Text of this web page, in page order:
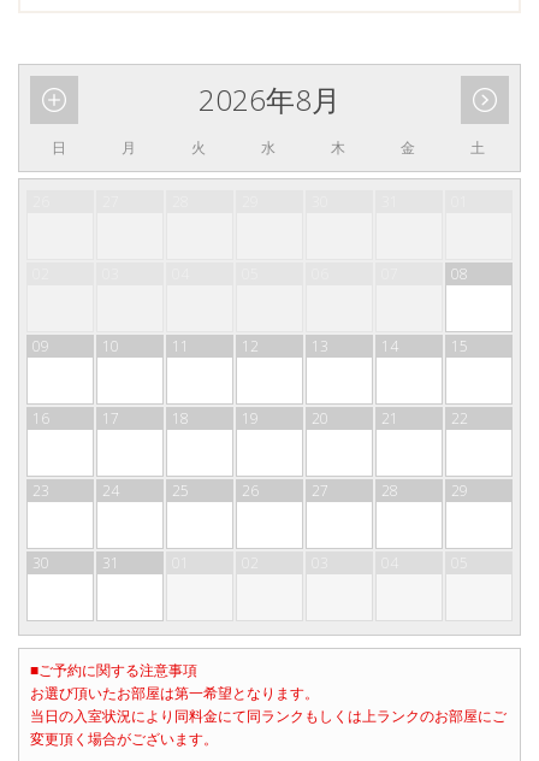
2026年8月
日 月 火 水 木 金 土
08
09 10 11 12 13 14 15
16 17 18 19 20 21 22
23 24 25 26 27 28 29
30 31
部屋数
1
▾
■ご予約に関する注意事項
お選び頂いたお部屋は第一希望となります。
当日の入室状況により同料金にて同ランクもしくは上ランクのお部屋にご
変更頂く場合がございます。